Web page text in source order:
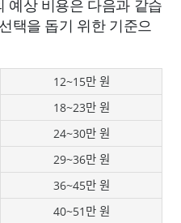
택을 돕기 위한 기준으
12~15만 원
18~23만 원
24~30만 원
29~36만 원
36~45만 원
40~51만 원